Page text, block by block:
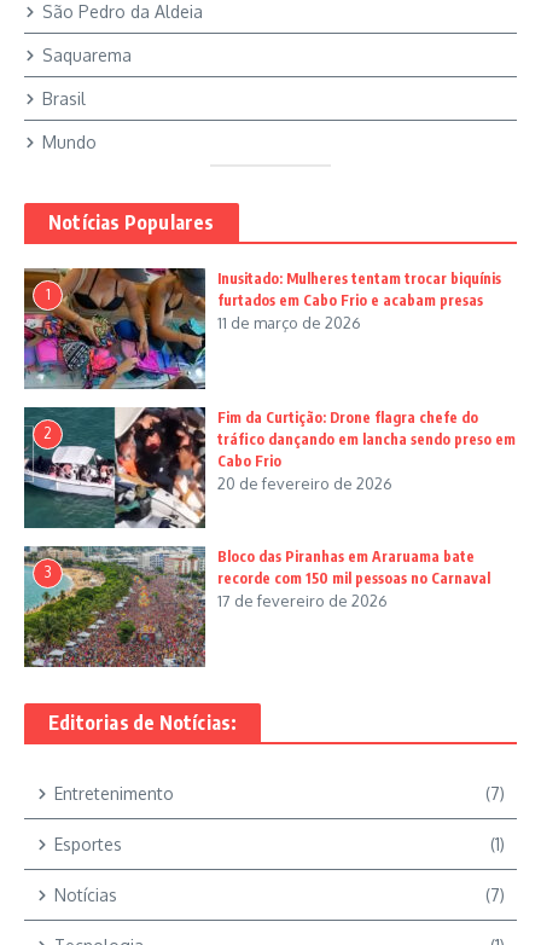
São Pedro da Aldeia
Saquarema
Brasil
Mundo
Notícias Populares
1
Inusitado: Mulheres tentam trocar biquínis
furtados em Cabo Frio e acabam presas
11 de março de 2026
2
Fim da Curtição: Drone flagra chefe do
tráfico dançando em lancha sendo preso em
Cabo Frio
20 de fevereiro de 2026
3
Bloco das Piranhas em Araruama bate
recorde com 150 mil pessoas no Carnaval
17 de fevereiro de 2026
Editorias de Notícias:
Entretenimento (7)
Esportes (1)
Notícias (7)